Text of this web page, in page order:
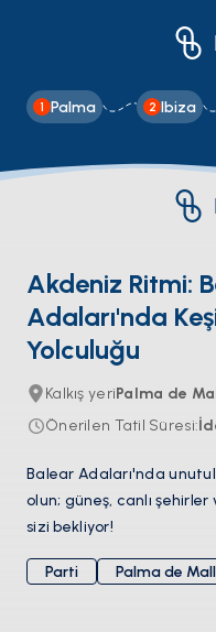
1 Palma 2 Ibiza
Akdeniz Ritmi:
Adaları'nda
Yolculuğu
Kalkış yeriPalma de
Önerilen Tatil Süresi:
Balear Adaları'nda
olun; güneş, canlı
sizi bekliyor!
Parti Palma de